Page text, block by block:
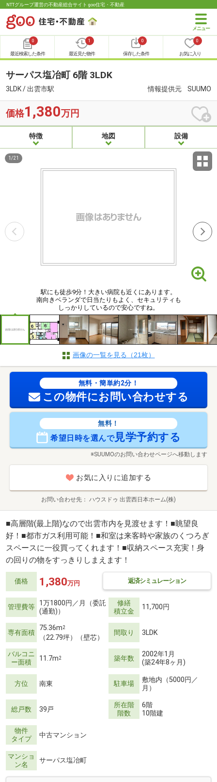
NTTグループ運営の不動産総合サイト goo住宅・不動産
0
最近検索した条件
1
最近見た物件
0
保存した条件
0
お気に入り
サーパス塩冶町 6階 3LDK
3LDK / 出雲市駅 情報提供元 SUUMO
価格1,380万円
特徴 地図 設備
駅にも徒歩9分！大きい病院も近くにあります。
南向きベランダで日当たりもよく、セキュリティも
しっかりしているので安心ですね。
1 /21
画像の一覧を見る（21枚）
無料・簡単約2分！
この物件にお問い合わせする
無料！
希望日時を選んで見学予約する
※SUUMOのお問い合わせページへ移動します
お気に入りに追加する
お問い合わせ先 ハウスドゥ 出雲西日本ホーム(株)
■高層階(最上階)なので出雲市内を見渡せます！■眺望良
好！■都市ガス利用可能！■和室は来客時や家族のくつろぎ
スペースに一役買ってくれます！■収納スペース充実！身
の回りの物をすっきりしまえます！
価格 返済シミュレーション
1,380万円
管理費等 1万1800円／月（委託
(通勤)）
修繕
積立金
11,700円
専有面積
75.36m2
（22.79坪）（壁芯）
間取り 3LDK
バルコニ
ー面積
11.7m2 築年数
2002年1月
(築24年8ヶ月)
方位 南東 駐車場
敷地内（5000円／
月）
総戸数 39戸
所在階
階数
6階
10階建
物件
タイプ
中古マンション
マンショ
ン名
サーパス塩冶町